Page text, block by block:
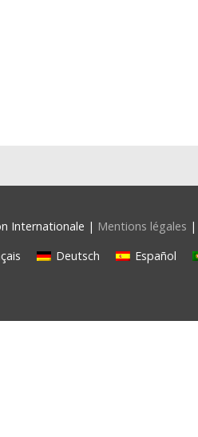
Internationale | Mentions légales |
Deutsch Español